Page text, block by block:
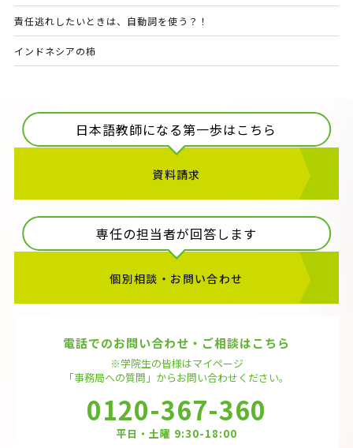
責任逃れしたいときは、自動詞を使う？！
インドネシアの柿
日本語教師になる第一歩はこちら
資料請求
専任の担当者が回答します
個別相談・お問い合わせ
電話でのお問い合わせ・ご相談はこちら
※学院生の皆様はマイページ
「事務局への質問」からお問い合わせください。
0120-367-360
平日・土曜 9:30-18:00